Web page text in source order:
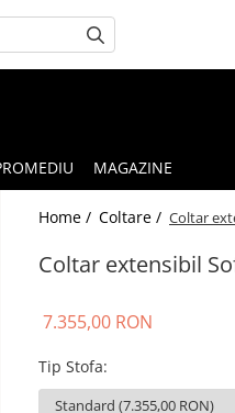
MAGAZINE
Home / Coltare / Coltar
Coltar extensibil
7.355,00 RON
Tip Stofa: